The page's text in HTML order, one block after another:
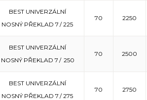
BEST UNIVERZÁLNÍ
NOSNÝ PŘEKLAD 7 / 225
70 2250
BEST UNIVERZÁLNÍ
NOSNÝ PŘEKLAD 7 / 250
70 2500
BEST UNIVERZÁLNÍ
NOSNÝ PŘEKLAD 7 / 275
70 2750